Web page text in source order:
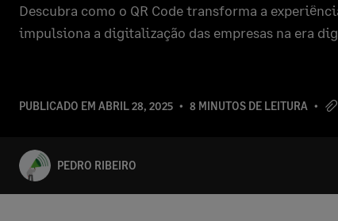
Descubra como o QR Code transforma a
impulsiona a digitalização das empresas na era
PUBLICADO EM ABRIL 28, 2025 8 MINUTOS DE LEITURA
PEDRO RIBEIRO